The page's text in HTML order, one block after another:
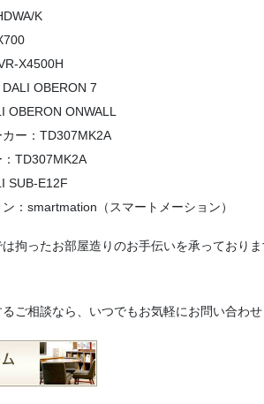
K
X4500H
OBERON 7
OBERON ONWALL
カー：TD307MK2A
：TD307MK2A
SUB-E12F
：smartmation（スマートメーション）
拘ったお部屋造りのお手伝いを承っており
ご相談なら、いつでもお気軽にお問い合わ